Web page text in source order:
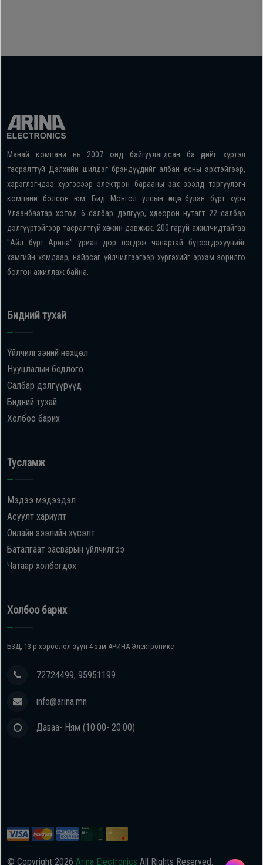
Манай компани нь 2007 онд байгуулагдсан ба өдийг хүртэл
тасралтгүй Дэлхийн шилдэг брэндүүдийг албан ёсны эрхтэйгээр,
хэрэглэгчдээ хүргэсээр электрон барааны зах зээлд тэргүүлэгч
компани болсон юм. Бид Монгол улсын өнцөг булан бүрт хүрч
Улаанбаатар хотод 6 салбар дэлгүүр, хөдөө орон нутагт 22 салбар
дэлгүүртэйгээр тасралтгүй хөгжин дэвжиж, 200 гаруй ажилчидтайгаа
"Айл бүрт Арина" уриан дор нэгдэж чанартай бүтээгдэхүүнийг
хамгийн хямдаар, найрсаг үйлчилгээгээр хүргэхийг эрхэм зорилго
болгон ажиллаж байна.
Бидний тухай
Үйлчилгээний нөхцөл
Нууцлалын бодлого
Салбар дэлгүүрүүд
Бидний тухай
Холбоо барих
Тусламж
Мэдээ мэдээдэл
Асуулт хариулт
Онлайн зээлийн хүсэлт
Баталгаат засварын үйлчилгээ
Чатаар холбогдох
Холбоо барих
БЗД, 13-р хороолол зүүн 4 зам АРИНА Электроникс
72724499, 95951199
info@arina.mn
Даваа- Ням (10:00- 20:00)
© Copyright 2026 Arina Electronics All Rights Reserved.